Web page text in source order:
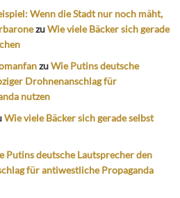
Wenn die Stadt nur noch mäht,
zuWie viele Bäcker sich gerade
zuWie Putins deutsche
Drohnenanschlag für
nutzen
Wie viele Bäcker sich gerade selbst
Putins deutsche Lautsprecher den
für antiwestliche Propaganda